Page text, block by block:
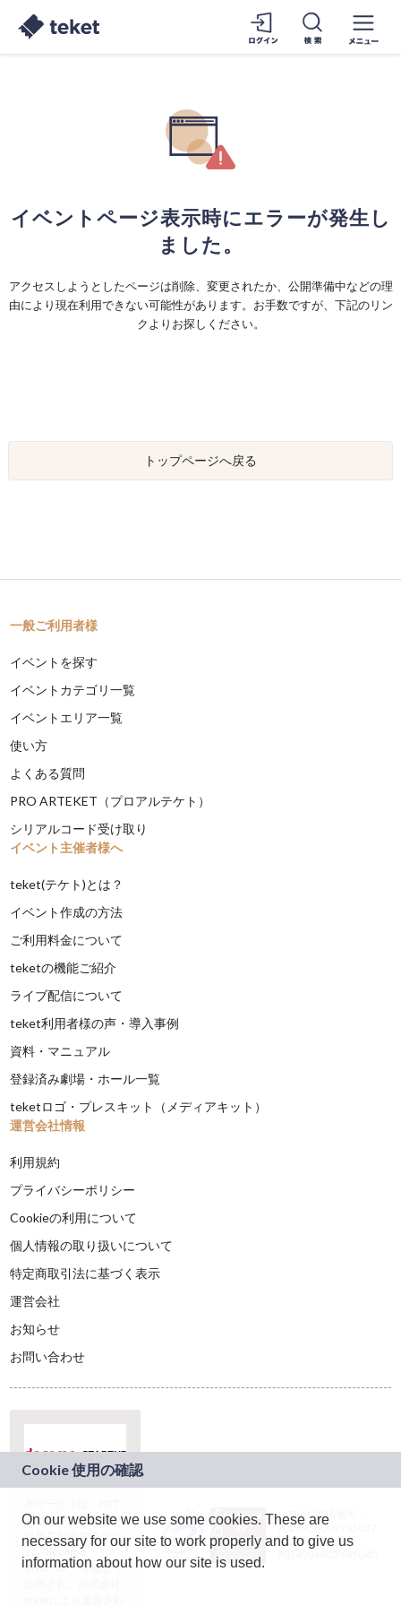
イベントページ表示時にエラーが発生し
ました。
アクセスしようとしたページは削除、変更されたか、公開準備中などの理
由により現在利用できない可能性があります。お手数ですが、下記のリン
クよりお探しください。
トップページへ戻る
一般ご利用者様
イベントを探す
イベントカテゴリ一覧
イベントエリア一覧
使い方
よくある質問
PRO ARTEKET（プロアルテケト）
シリアルコード受け取り
イベント主催者様へ
teket(テケト)とは？
イベント作成の方法
ご利用料金について
teketの機能ご紹介
ライブ配信について
teket利用者様の声・導入事例
資料・マニュアル
登録済み劇場・ホール一覧
teketロゴ・プレスキット（メディアキット）
運営会社情報
利用規約
プライバシーポリシー
Cookieの利用について
個人情報の取り扱いについて
特定商取引法に基づく表示
運営会社
お知らせ
お問い合わせ
ドコモグループの新
規事業創出プログラ
ム「docomo
STARTUP」を通じて
JASRAC許諾番号：
9024936001Y45037
JASRAC許諾番号：
On our website we use some cookies. These are
necessary for our site to work properly and to give us
information about how our site is used.